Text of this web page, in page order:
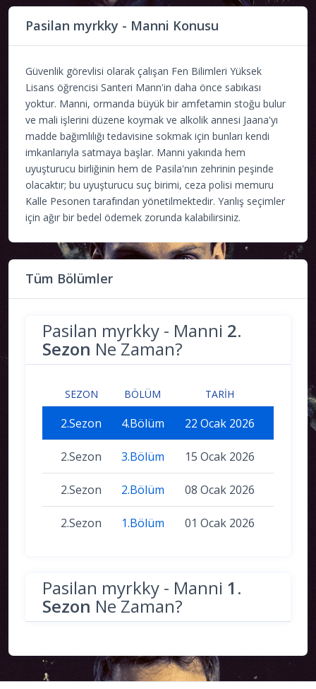
Pasilan myrkky - Manni Konusu
Güvenlik görevlisi olarak çalışan Fen Bilimleri Yüksek
Lisans öğrencisi Santeri Mann'in daha önce sabıkası
yoktur. Manni, ormanda büyük bir amfetamin stoğu bulur
ve mali işlerini düzene koymak ve alkolik annesi Jaana'yı
madde bağımlılığı tedavisine sokmak için bunları kendi
imkanlarıyla satmaya başlar. Manni yakında hem
uyuşturucu birliğinin hem de Pasila'nın zehrinin peşinde
olacaktır; bu uyuşturucu suç birimi, ceza polisi memuru
Kalle Pesonen tarafından yönetilmektedir. Yanlış seçimler
için ağır bir bedel ödemek zorunda kalabilirsiniz.
Tüm Bölümler
Pasilan myrkky - Manni 2.
Sezon Ne Zaman?
SEZON BÖLÜM TARIH
2.Sezon 4.Bölüm 22 Ocak 2026
2.Sezon 3.Bölüm 15 Ocak 2026
2.Sezon 2.Bölüm 08 Ocak 2026
2.Sezon 1.Bölüm 01 Ocak 2026
Pasilan myrkky - Manni 1.
Sezon Ne Zaman?